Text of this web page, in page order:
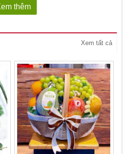
thêm
Xem tất cả